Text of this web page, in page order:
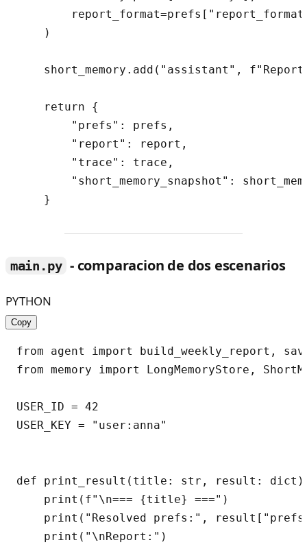
    )
short_memory.add("assistant",
    return {
        "prefs": prefs,
        "report": report,
        "trace": trace,
"short_memory_snapshot":
main.py - comparacion de dos escenarios
PYTHON
Copy
from agent import build_weekly_report,
from memory import LongMemoryStore,
USER_ID = 42
USER_KEY = "user:anna"
def print_result(title: str, result: dict)
    print(f"\n=== {title} ===")
print("Resolved prefs:",
    print("\nReport:")